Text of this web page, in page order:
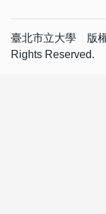
臺北市立大學 版權
Rights Reserved.